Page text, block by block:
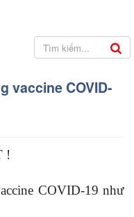
vaccine COVID-
!
COVID-19 như